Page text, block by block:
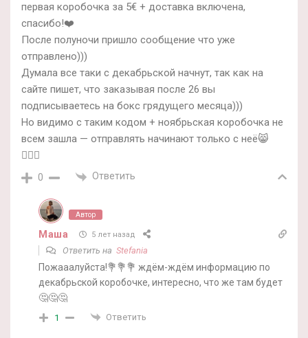
первая коробочка за 5€ + доставка включена,
спасибо!❤️
После полуночи пришло сообщение что уже
отправлено)))
Думала все таки с декабрьской начнут, так как на
сайте пишет, что заказывая после 26 вы
подписываетесь на бокс грядущего месяца)))
Но видимо с таким кодом + ноябрьская коробочка не
всем зашла — отправлять начинают только с неё😸
🤷🏻‍♀️
0 Ответить
Автор
Маша 5 лет назад
Ответить на Stefania
Пожааалуйста!💐💐💐 ждём-ждём информацию по
декабрьской коробочке, интересно, что же там будет
🤔🤔🤔
1 Ответить